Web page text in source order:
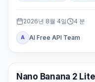
2026년 8월 4일 4 분
A AI Free API Team
AI 이미지 모델
Nano Banana 2